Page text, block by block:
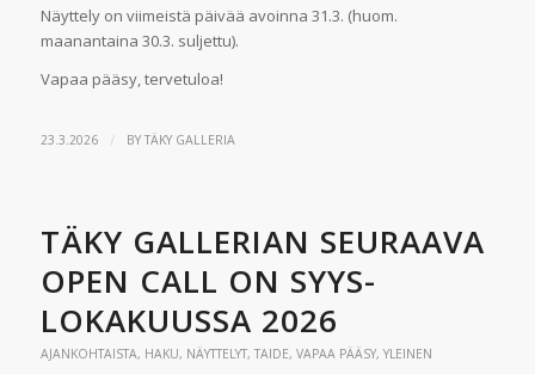
Näyttely on viimeistä päivää avoinna 31.3. (huom.
maanantaina 30.3. suljettu).
Vapaa pääsy, tervetuloa!
23.3.2026 / BYTÄKY GALLERIA
TÄKY GALLERIAN SEURAAVA
OPEN CALL ON SYYS-
LOKAKUUSSA 2026
AJANKOHTAISTA, HAKU, NÄYTTELYT, TAIDE, VAPAA PÄÄSY, YLEINEN